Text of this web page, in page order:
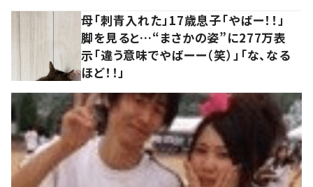
母「刺青入れた」17歳息子「やばー！！」
脚を見ると…“まさかの姿”に277万表
示「違う意味でやばーー（笑）」「な、なる
ほど！！」